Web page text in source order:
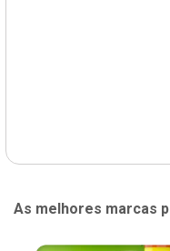
As melhores marcas